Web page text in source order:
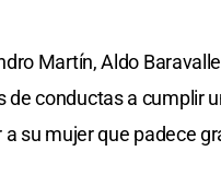
Martín, Aldo
conductas a cumplir
su mujer que padece